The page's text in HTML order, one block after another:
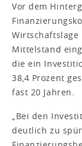
Vor dem
Mittelstand
die ein
38,4 Prozent
fast 20 Jahren.
„Bei den
deutlich zu